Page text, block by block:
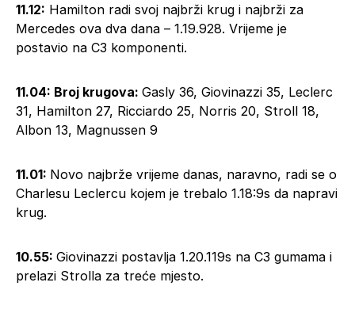
11.12: Hamilton radi svoj najbrži krug i najbrži za
Mercedes ova dva dana – 1.19.928. Vrijeme je
postavio na C3 komponenti.
11.04: Broj krugova: Gasly 36, Giovinazzi 35, Leclerc
31, Hamilton 27, Ricciardo 25, Norris 20, Stroll 18,
Albon 13, Magnussen 9
11.01: Novo najbrže vrijeme danas, naravno, radi se o
Charlesu Leclercu kojem je trebalo 1.18:9s da napravi
krug.
10.55: Giovinazzi postavlja 1.20.119s na C3 gumama i
prelazi Strolla za treće mjesto.